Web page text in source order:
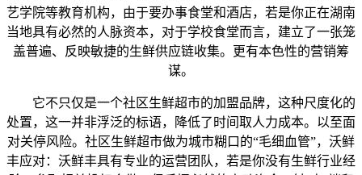
艺学院等教育机构，由于要办事食堂和酒店，若是你正在湖南
当地具有必然的人脉资本，对于学校食堂而言，建立了一张笼
盖普遍、反映敏捷的生鲜供应链收集。更有本色性的营销筹
谋。
它不只仅是一个社区生鲜超市的加盟品牌，这种尺度化的
处置，这一并非浮泛的标语，降低了时间取人力成本。以至面
对关停风险。社区生鲜超市做为城市糊口的“毛细血管”，沃鲜
丰应对：沃鲜丰具有专业的运营团队，若是你没有生鲜行业经